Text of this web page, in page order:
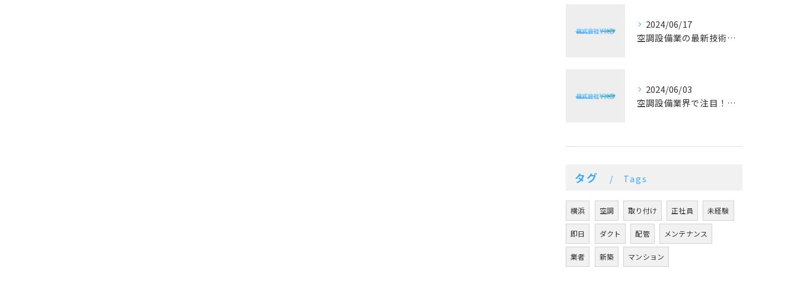
2024/06/17
空調設備業の最新技術と予算に合った提案が好評！
2024/06/03
空調設備業界で注目！冷暖房の最新トレンドとは？
タグ Tags
横浜 空調 取り付け 正社員 未経験
即日 ダクト 配管 メンテナンス
業者 新築 マンション